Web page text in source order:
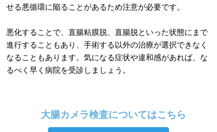
せる悪循環に陥ることがあるため注意が必要です。
悪化することで、直腸粘膜脱、直腸脱といった状態にまで
進行することもあり、手術する以外の治療が選択できなく
なることもあります。気になる症状や違和感があれば、な
るべく早く病院を受診しましょう。
大腸カメラ検査についてはこちら